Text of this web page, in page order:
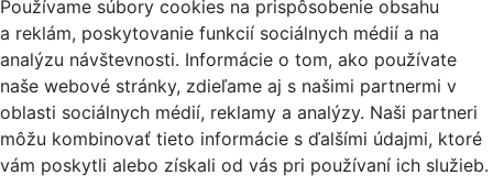
Používame súbory cookies na prispôsobenie obsahu
a reklám, poskytovanie funkcií sociálnych médií a na
analýzu návštevnosti. Informácie o tom, ako používate
naše webové stránky, zdieľame aj s našimi partnermi v
oblasti sociálnych médií, reklamy a analýzy. Naši partneri
môžu kombinovať tieto informácie s ďalšími údajmi, ktoré
vám poskytli alebo získali od vás pri používaní ich služieb.